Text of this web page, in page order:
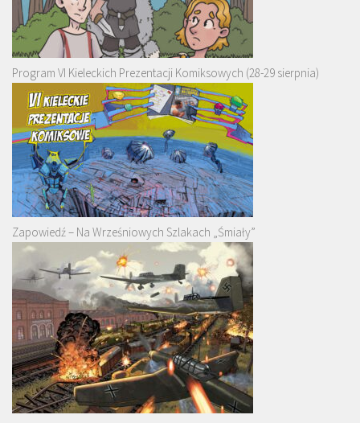
Program VI Kieleckich Prezentacji Komiksowych (28-29 sierpnia)
Zapowiedź – Na Wrześniowych Szlakach „Śmiały”